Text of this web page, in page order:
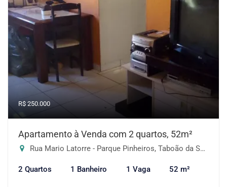
R$ 250.000
Apartamento à Venda com 2 quartos, 52m²
Rua Mario Latorre - Parque Pinheiros, Taboão da Serra-SP
2 Quartos 1 Banheiro 1 Vaga 52 m²